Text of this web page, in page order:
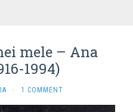
mele – Ana
1994)
· 1 COMMENT